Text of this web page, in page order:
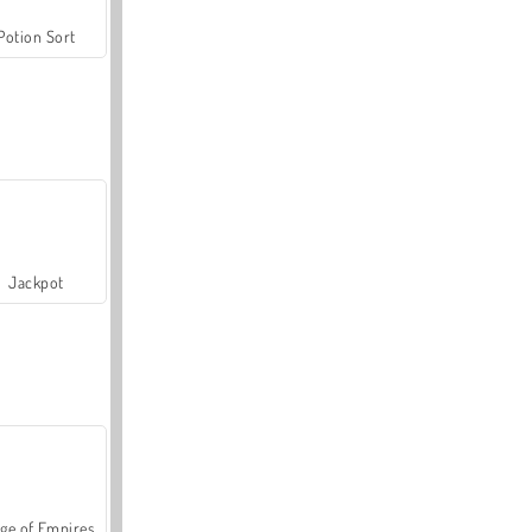
Sort
Jackpot
of Empires